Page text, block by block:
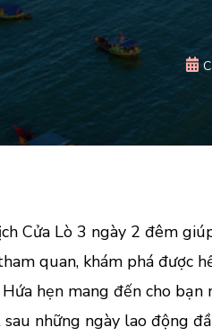
Cửa Lò 3 ngày 2 đêm
quan, khám phá được
hẹn mang đến cho
những ngày lao động